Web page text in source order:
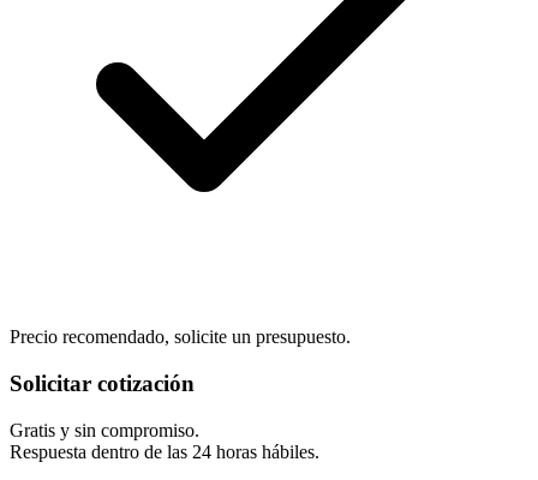
Precio recomendado, solicite un presupuesto.
Solicitar cotización
Gratis y sin compromiso.
Respuesta dentro de las 24 horas hábiles.